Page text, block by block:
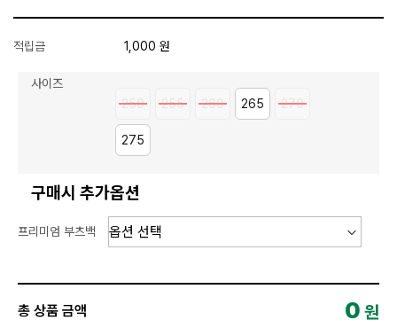
적립금 1,000 원
사이즈
250
255 260 265 270
275
구매시 추가옵션
프리미엄 부츠백
총 상품 금액 0 원